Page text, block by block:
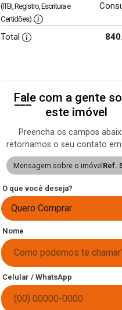
(ITBI, Registro, Escritura e
Certidões)
Total
Fale com a gente
este imóvel
Preencha os campos
retornamos o seu contato em
Mensagem sobre o imóvel Ref.
O que você deseja?
Quero Comprar
Nome
Celular / WhatsApp